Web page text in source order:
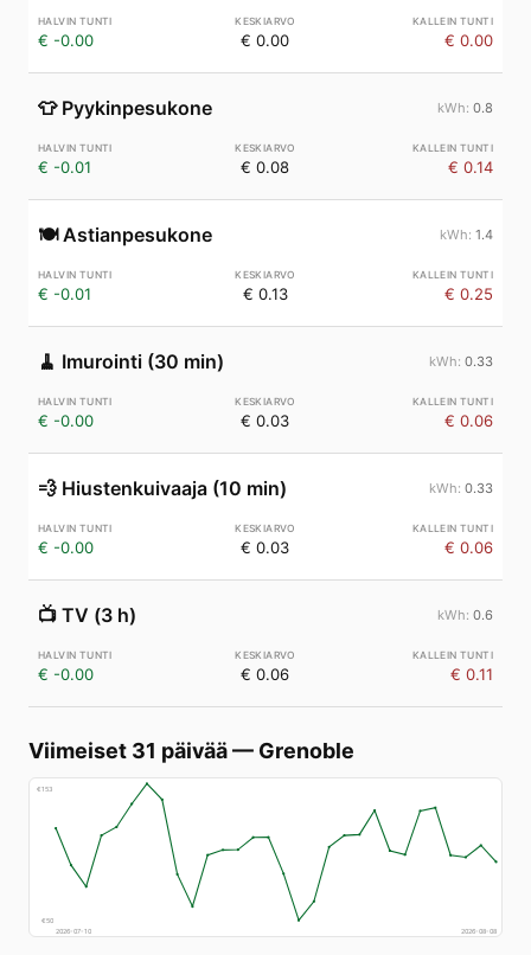
€ -0.00 € 0.00 € 0.00
👕 Pyykinpesukone 0.8
€ -0.01 € 0.08 € 0.14
🍽️ Astianpesukone 1.4
€ -0.01 € 0.13 € 0.25
🧹 Imurointi (30 min) 0.33
€ -0.00 € 0.03 € 0.06
💨 Hiustenkuivaaja (10 min) 0.33
€ -0.00 € 0.03 € 0.06
📺 TV (3 h) 0.6
€ -0.00 € 0.06 € 0.11
Viimeiset 31 päivää— Grenoble
€153
€50
2026-07-10
2026-08-08